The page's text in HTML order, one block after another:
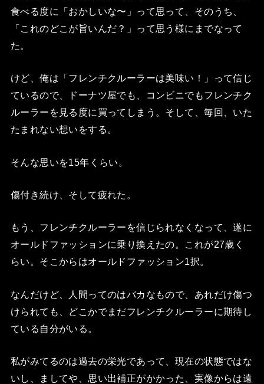
食べる度に「おかしいな〜」って思って、そのうち、
「これのどこが旨いんだ？」って思う様にまでなって
た。
けど、俺は「フレンチクルーラーは美味い！」って信じ
ているので、ドーナツ屋でも、コンビニでもフレンチク
ルーラーを見る度に買ってしまう。そして、毎回、いた
たまれない想いをする。
そんな思いを15年くらい。
傷付き続け、そして疲れた。
もう、フレンチクルーラーを信じられなくなって、遂に
オールドファッションに乗り換えたの。これが27歳く
らい。そこからはオールドファッション1択。
なんだけど、人間ってのはバカなもので、あれだけ傷つ
けられても、どこかでまだフレンチクルーラーに期待し
ている自分がいる。
私がみてるのは過去の栄光であって、現在の状態ではな
いし、ましてや、思い出補正がかかった、実像からは遠